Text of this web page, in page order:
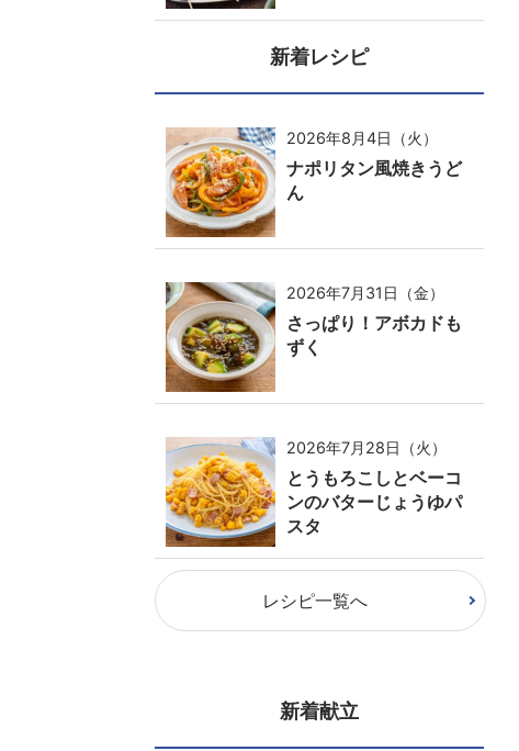
新着レシピ
2026年8月4日（火）
ナポリタン風焼きうど
ん
2026年7月31日（金）
さっぱり！アボカドも
ずく
2026年7月28日（火）
とうもろこしとベーコ
ンのバターじょうゆパ
スタ
レシピ一覧へ
新着献立